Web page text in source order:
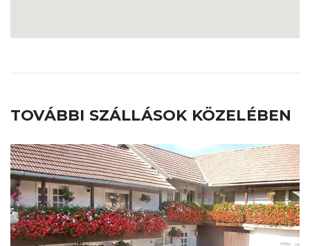
TOVÁBBI SZÁLLÁSOK KÖZELÉBEN